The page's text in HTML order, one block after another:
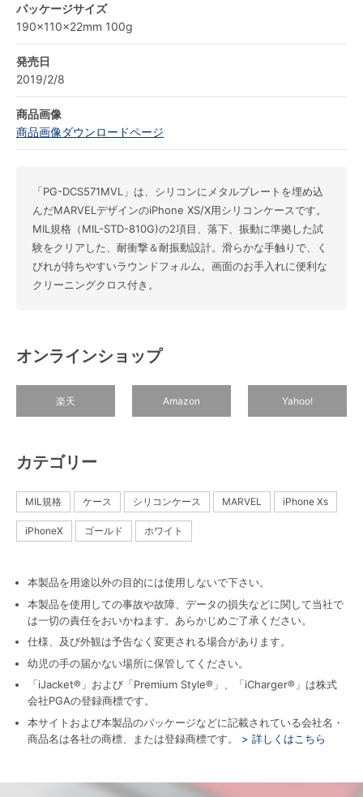
パッケージサイズ
190×110×22mm 100g
発売日
2019/2/8
商品画像
商品画像ダウンロードページ
「PG-DCS571MVL」は、シリコンにメタルプレートを埋め込
んだMARVELデザインのiPhone XS/X用シリコンケースです。
MIL規格（MIL-STD-810G)の2項目、落下、振動に準拠した試
験をクリアした、耐衝撃＆耐振動設計。滑らかな手触りで、く
びれが持ちやすいラウンドフォルム。画面のお手入れに便利な
クリーニングクロス付き。
オンラインショップ
楽天 Amazon Yahoo!
カテゴリー
MIL規格 ケース シリコンケース MARVEL iPhone Xs
iPhoneX ゴールド ホワイト
本製品を用途以外の目的には使用しないで下さい。
本製品を使用しての事故や故障、データの損失などに関して当社で
は一切の責任をおいかねます。あらかじめご了承ください。
仕様、及び外観は予告なく変更される場合があります。
幼児の手の届かない場所に保管してください。
「iJacket®」および「Premium Style®」、「iCharger®」は株式
会社PGAの登録商標です。
本サイトおよび本製品のパッケージなどに記載されている会社名・
商品名は各社の商標、または登録商標です。
> 詳しくはこちら